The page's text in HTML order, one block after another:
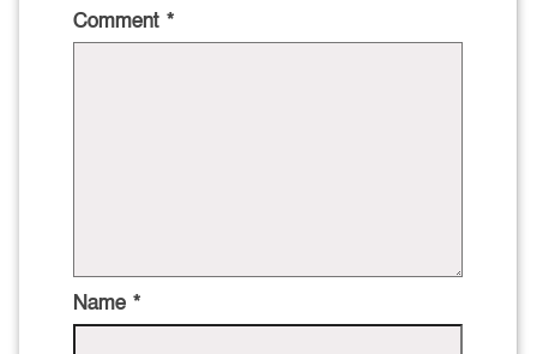
Comment *
Name *